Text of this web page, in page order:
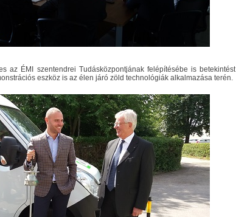
az ÉMI szentendrei Tudásközpontjának felépítésébe is betekintést
eszköz is az élen járó zöld technológiák alkalmazása terén.